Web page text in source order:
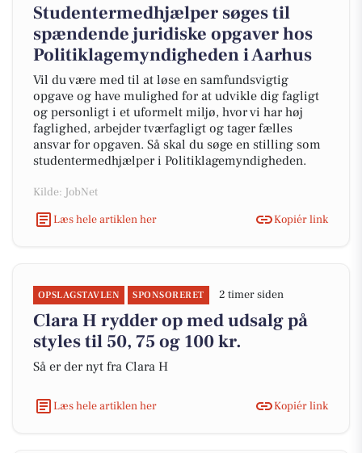
Studentermedhjælper søges til
spændende juridiske opgaver hos
Politiklagemyndigheden i Aarhus
Vil du være med til at løse en samfundsvigtig
opgave og have mulighed for at udvikle dig fagligt
og personligt i et uformelt miljø, hvor vi har høj
faglighed, arbejder tværfagligt og tager fælles
ansvar for opgaven. Så skal du søge en stilling som
studentermedhjælper i Politiklagemyndigheden.
Kilde: JobNet
Læs hele artiklen her
Kopiér link
OPSLAGSTAVLEN SPONSORERET 2 timer siden
Clara H rydder op med udsalg på
styles til 50, 75 og 100 kr.
Så er der nyt fra Clara H
Læs hele artiklen her Kopiér link